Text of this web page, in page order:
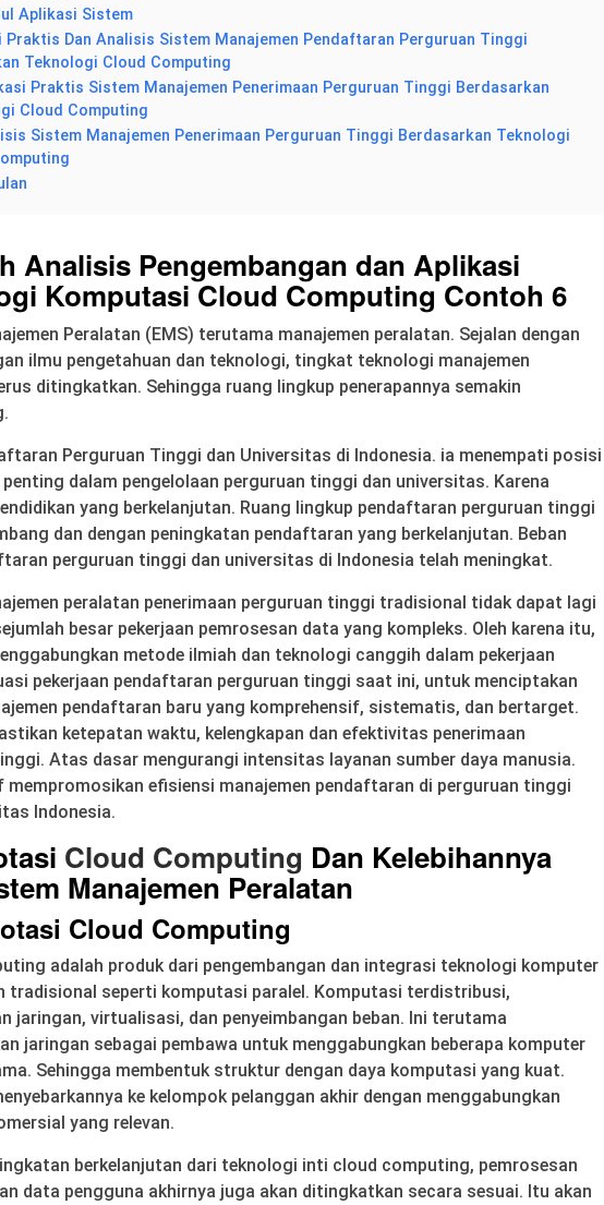
Aplikasi Sistem
Praktis Dan Analisis Sistem Manajemen Pendaftaran Perguruan Tinggi
Teknologi Cloud Computing
Praktis Sistem Manajemen Penerimaan Perguruan Tinggi Berdasarkan
Cloud Computing
Sistem Manajemen Penerimaan Perguruan Tinggi Berdasarkan Teknologi
Analisis Pengembangan dan Aplikasi
Komputasi Cloud Computing Contoh 6
Peralatan (EMS) terutama manajemen peralatan. Sejalan dengan
ilmu pengetahuan dan teknologi, tingkat teknologi manajemen
ditingkatkan. Sehingga ruang lingkup penerapannya semakin
Perguruan Tinggi dan Universitas di Indonesia. ia menempati posisi
dalam pengelolaan perguruan tinggi dan universitas. Karena
yang berkelanjutan. Ruang lingkup pendaftaran perguruan tinggi
dan dengan peningkatan pendaftaran yang berkelanjutan. Beban
perguruan tinggi dan universitas di Indonesia telah meningkat.
peralatan penerimaan perguruan tinggi tradisional tidak dapat lagi
besar pekerjaan pemrosesan data yang kompleks. Oleh karena itu,
metode ilmiah dan teknologi canggih dalam pekerjaan
pekerjaan pendaftaran perguruan tinggi saat ini, untuk menciptakan
pendaftaran baru yang komprehensif, sistematis, dan bertarget.
ketepatan waktu, kelengkapan dan efektivitas penerimaan
Atas dasar mengurangi intensitas layanan sumber daya manusia.
mempromosikan efisiensi manajemen pendaftaran di perguruan tinggi
Indonesia.
Cloud Computing Dan Kelebihannya
Manajemen Peralatan
Cloud Computing
adalah produk dari pengembangan dan integrasi teknologi komputer
tradisional seperti komputasi paralel. Komputasi terdistribusi,
jaringan, virtualisasi, dan penyeimbangan beban. Ini terutama
jaringan sebagai pembawa untuk menggabungkan beberapa komputer
Sehingga membentuk struktur dengan daya komputasi yang kuat.
ke kelompok pelanggan akhir dengan menggabungkan
yang relevan.
berkelanjutan dari teknologi inti cloud computing, pemrosesan
data pengguna akhirnya juga akan ditingkatkan secara sesuai. Itu akan